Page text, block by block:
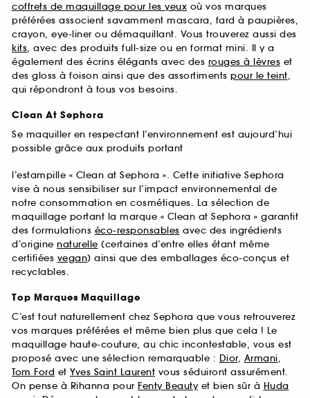
coffrets de maquillage pour les yeux où vos marques
préférées associent savamment mascara, fard à paupières,
crayon, eye-liner ou démaquillant. Vous trouverez aussi des
kits, avec des produits full-size ou en format mini. Il y a
également des écrins élégants avec des rouges à lèvres et
des gloss à foison ainsi que des assortiments pour le teint,
qui répondront à tous vos besoins.
Clean At Sephora
Se maquiller en respectant l’environnement est aujourd’hui
possible grâce aux produits portant
l’estampille « Clean at Sephora ». Cette initiative Sephora
vise à nous sensibiliser sur l’impact environnemental de
notre consommation en cosmétiques. La sélection de
maquillage portant la marque « Clean at Sephora » garantit
des formulations éco-responsables avec des ingrédients
d’origine naturelle (certaines d’entre elles étant même
certifiées vegan) ainsi que des emballages éco-conçus et
recyclables.
Top Marques Maquillage
C’est tout naturellement chez Sephora que vous retrouverez
vos marques préférées et même bien plus que cela ! Le
maquillage haute-couture, au chic incontestable, vous est
proposé avec une sélection remarquable : Dior, Armani,
Tom Ford et Yves Saint Laurent vous séduiront assurément.
On pense à Rihanna pour Fenty Beautyet bien sûr à Huda